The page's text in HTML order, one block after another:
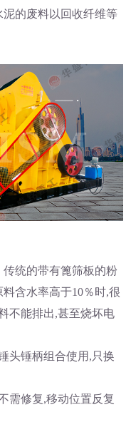
的废料以回收纤维等
统的带有篦筛板的粉
含水率高于10％时,很
不能排出,甚至烧坏电
头锤柄组合使用,只换
需修复,移动位置反复